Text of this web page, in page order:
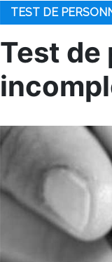
TEST DE
Test de